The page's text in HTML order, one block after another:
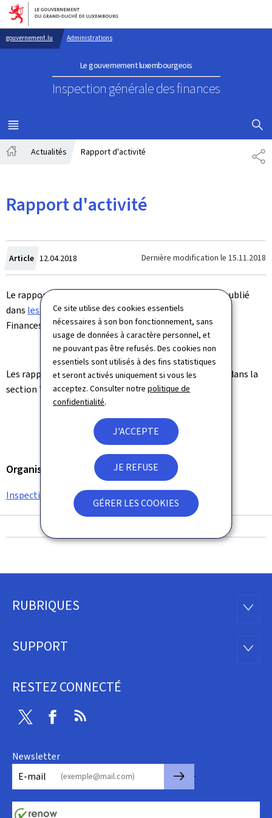
Ce site utilise des cookies essentiels
nécessaires à son bon fonctionnement, sans
usage de données à caractère personnel, et
ne pouvant pas être refusés. Des cookies non
essentiels sont utilisés à des fins statistiques
et seront activés uniquement si vous les
acceptez. Consulter notrepolitique de
confidentialité.
J'ACCEPTE
JE REFUSE
GÉRER LES COOKIES
Aller au menu principal
Aller au contenu
gouvernement.lu Administrations
Le gouvernement luxembourgeois
Inspection générale des finances
MENU
PRINCIPAL
Actualités Rapport d'activité
Rapport d'activité
Article Crée
le
12.04.2018 Dernière modification le 15.11.2018
Le rapport d'activité de l'IGF pour l'année 2017 a été publié
dans les annexesdu rapport d'activité du Ministère des
Finances début avril 2018.
Les rapports des années antérieures sont disponibles dans la
section "
Documents".
Organisation
Inspection générale des finances (IGF)
Pied
page
RUBRIQUES
SUPPORT
RESTEZ CONNECTÉ
Twitter Facebook
Newsletter
E-mail
🡒